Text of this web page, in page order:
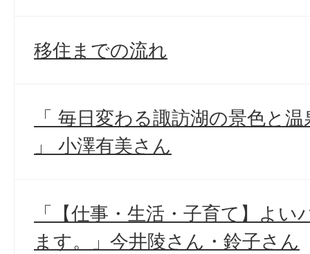
移住までの流れ
「 毎日変わる諏訪湖の景色と
」 小澤有美さん
「【仕事・生活・子育て】よ
ます。」今井陵さん・鈴子さん